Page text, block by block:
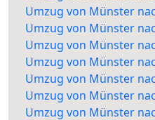
Umzug von Münster
Umzug von Münster
Umzug von Münster
Umzug von Münster
Umzug von Münster
Umzug von Münster
Umzug von Münster